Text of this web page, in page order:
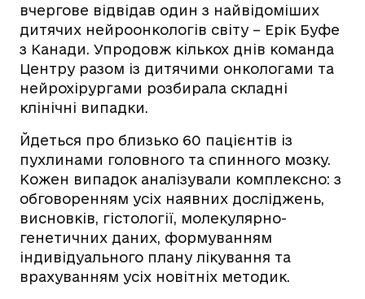
вчергове відвідав один з найвідоміших
дитячих нейроонкологів світу – Ерік Буфе
з Канади. Упродовж кількох днів команда
Центру разом із дитячими онкологами та
нейрохірургами розбирала складні
клінічні випадки.
Йдеться про близько 60 пацієнтів із
пухлинами головного та спинного мозку.
Кожен випадок аналізували комплексно: з
обговоренням усіх наявних досліджень,
висновків, гістології, молекулярно-
генетичних даних, формуванням
індивідуального плану лікування та
врахуванням усіх новітніх методик.